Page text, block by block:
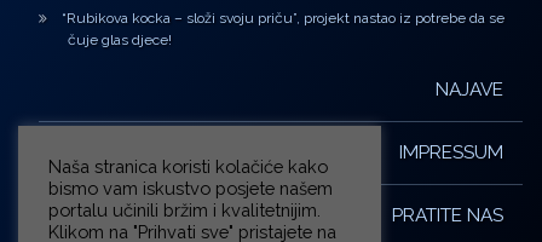
“Rubikova kocka – složi svoju priču”, projekt nastao iz potrebe da se
čuje glas djece!
NAJAVE
IMPRESSUM
PRATITE NAS
Naša stranica koristi kolačiće kako
bismo vam iskustvo posjete našem
portalu učinili bržim i kvalitetnijim.
Klikom na "Prihvati sve" pristajete na